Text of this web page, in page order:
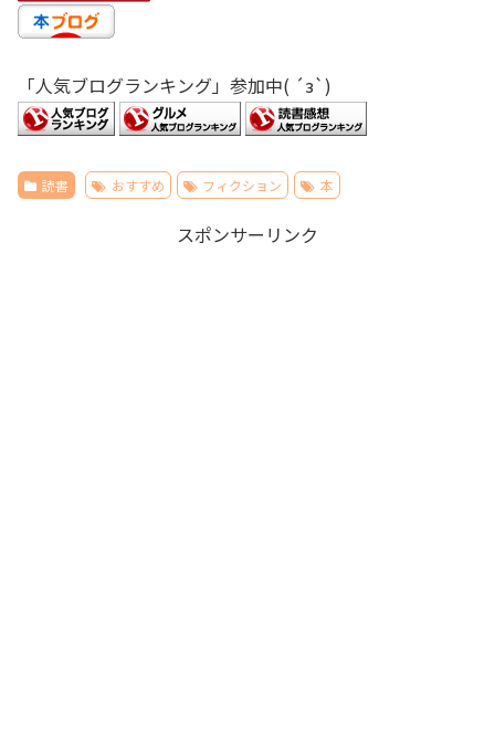
「人気ブログランキング」参加中( ´з`)
読書 おすすめ フィクション 本
スポンサーリンク